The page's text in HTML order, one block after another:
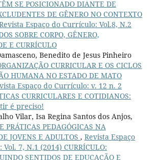
SE POSICIONADO DIANTE DE
DE GÊNERO NO CONTEXTO
Espaço do Currículo: Vol.8, N.2
SOBRE CORPO, GÊNERO,
E CURRÍCULO
Benedito de Jesus Pinheiro
CURRICULAR E OS CICLOS
HUMANA NO ESTADO DE MATO
Espaço do Currículo: v. 12 n. 2
CURRICULARES E COTIDIANOS:
é preciso!
Vilar, Isa Regina Santos dos Anjos,
PRÁTICAS PEDAGÓGICAS NA
JOVENS E ADULTOS , Revista Espaço
7, N.1 (2014) CURRÍCULO:
SENTIDOS DE EDUCAÇÃO E